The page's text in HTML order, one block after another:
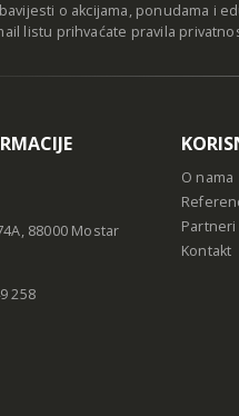
o akcijama, ponudama i
listu prihvaćate pravila
88000 Mostar
258
O nama
Partneri
Kontakt